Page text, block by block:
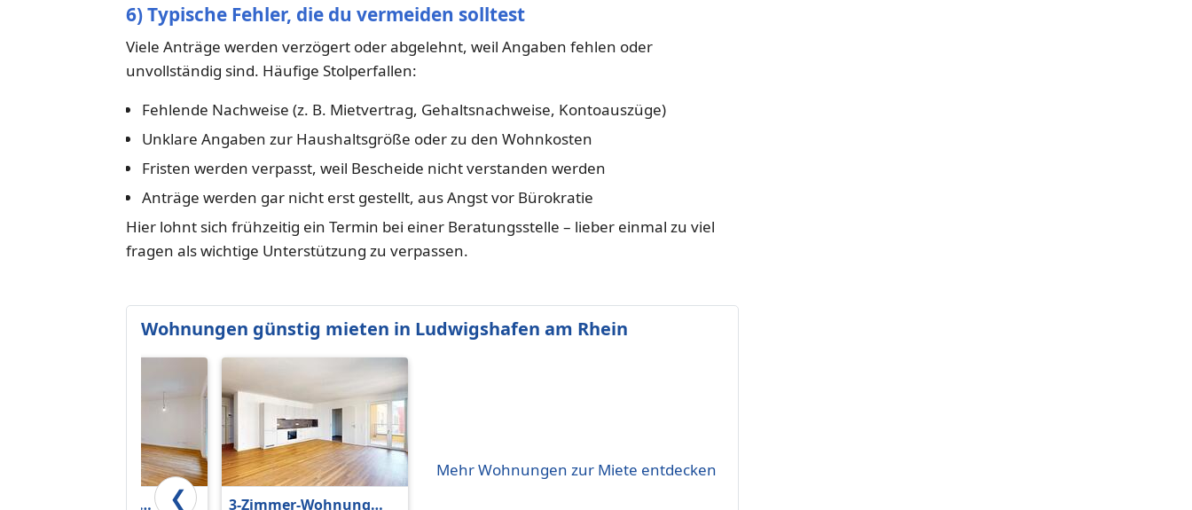
6) Typische Fehler, die du vermeiden solltest
Viele Anträge werden verzögert oder abgelehnt, weil Angaben fehlen oder
unvollständig sind. Häufige Stolperfallen:
Fehlende Nachweise (z. B. Mietvertrag, Gehaltsnachweise, Kontoauszüge)
Unklare Angaben zur Haushaltsgröße oder zu den Wohnkosten
Fristen werden verpasst, weil Bescheide nicht verstanden werden
Anträge werden gar nicht erst gestellt, aus Angst vor Bürokratie
Hier lohnt sich frühzeitig ein Termin bei einer Beratungsstelle – lieber einmal zu viel
fragen als wichtige Unterstützung zu verpassen.
Wohnungen günstig mieten in Ludwigshafen am Rhein
❮
3-Zimmer-Wohnung
Mehr Wohnungen zur Miete entdecken